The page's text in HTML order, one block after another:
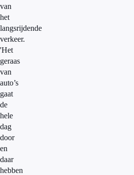
van
het
langsrijdende
verkeer.
'Het
geraas
van
auto’s
gaat
de
hele
dag
door
en
daar
hebben